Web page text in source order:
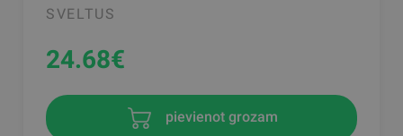
SVELTUS
24.68€
pievienot grozam